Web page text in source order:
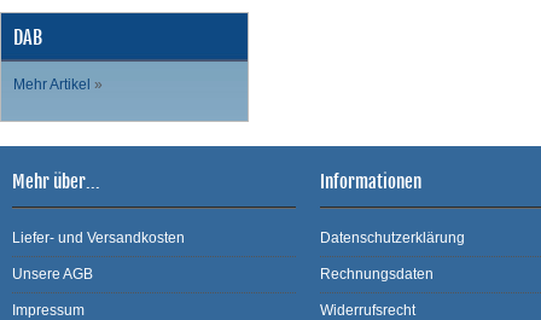
DAB
Mehr Artikel »
Mehr über...
Liefer- und Versandkosten
Unsere AGB
Impressum
Informationen
Datenschutzerklärung
Rechnungsdaten
Widerrufsrecht